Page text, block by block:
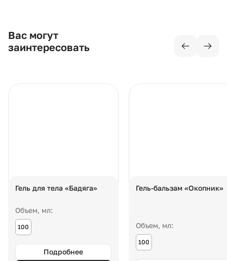
Вас могут
заинтересовать
Гель для тела «Бадяга»
Объем, мл:
100
Подробнее
Гель-бальзам «Окопник»
Объем, мл:
100